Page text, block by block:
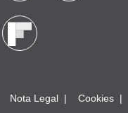
Nota Legal Cookies